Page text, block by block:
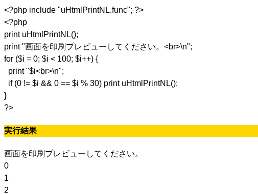
<?php include "uHtmlPrintNL.func"; ?>
<?php
print uHtmlPrintNL();
print "画面を印刷プレビューしてください。<br>\n";
for ($i = 0; $i < 100; $i++) {
print "$i<br>\n";
if (0 != $i && 0 == $i % 30) print uHtmlPrintNL();
}
?>
実行結果
画面を印刷プレビューしてください。
0
1
2